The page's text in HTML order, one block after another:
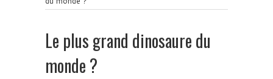
Le plus grand dinosaure du
monde ?